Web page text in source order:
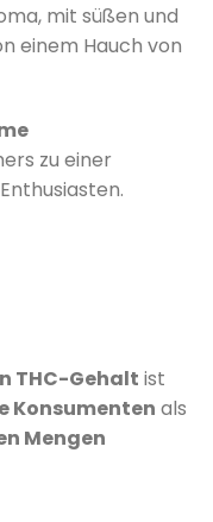
mit süßen und
einem Hauch von
zu einer
THC-Gehalt ist
Konsumenten als
Mengen